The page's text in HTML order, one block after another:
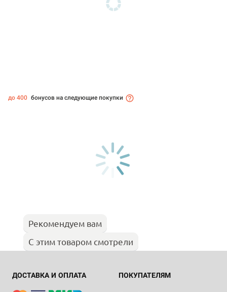
до 400 бонусов на следующие покупки
Рекомендуем вам
С этим товаром смотрели
ДОСТАВКА И ОПЛАТА ПОКУПАТЕЛЯМ